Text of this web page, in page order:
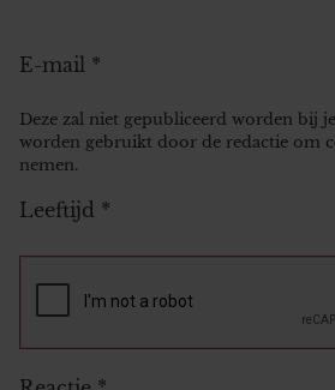
E-mail *
Deze zal niet gepubliceerd worden bij
worden gebruikt door de redactie om
nemen.
Leeftijd *